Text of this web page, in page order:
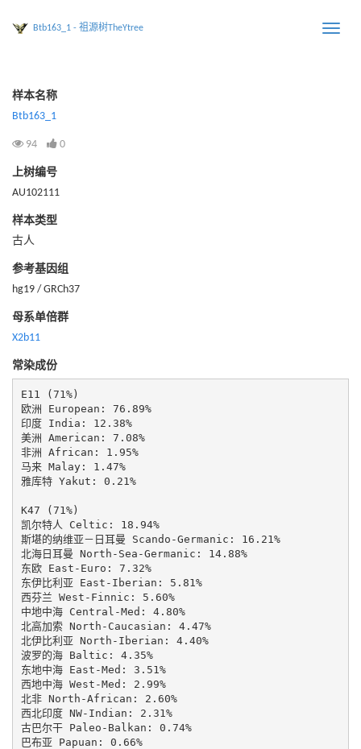
Toggle
Btb163_1 - 祖源树TheYtree
样本名称
Btb163_1
94 0
上树编号
AU102111
样本类型
古人
参考基因组
hg19 / GRCh37
母系单倍群
X2b11
常染成份
E11 (71%)
欧洲 European: 76.89%
印度 India: 12.38%
美洲 American: 7.08%
非洲 African: 1.95%
马来 Malay: 1.47%
雅库特 Yakut: 0.21%
K47 (71%)
凯尔特人 Celtic: 18.94%
斯堪的纳维亚－日耳曼 Scando-Germanic: 16.21%
北海日耳曼 North-Sea-Germanic: 14.88%
东欧 East-Euro: 7.32%
东伊比利亚 East-Iberian: 5.81%
西芬兰 West-Finnic: 5.60%
中地中海 Central-Med: 4.80%
北高加索 North-Caucasian: 4.47%
北伊比利亚 North-Iberian: 4.40%
波罗的海 Baltic: 4.35%
东地中海 East-Med: 3.51%
西地中海 West-Med: 2.99%
北非 North-African: 2.60%
西北印度 NW-Indian: 2.31%
古巴尔干 Paleo-Balkan: 0.74%
巴布亚 Papuan: 0.66%